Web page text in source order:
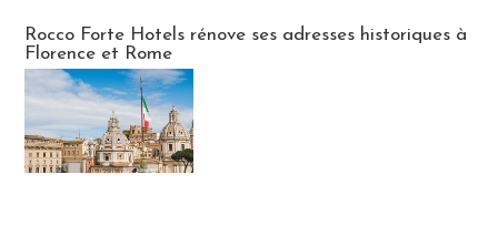
Rocco Forte Hotels rénove ses adresses historiques à
Florence et Rome